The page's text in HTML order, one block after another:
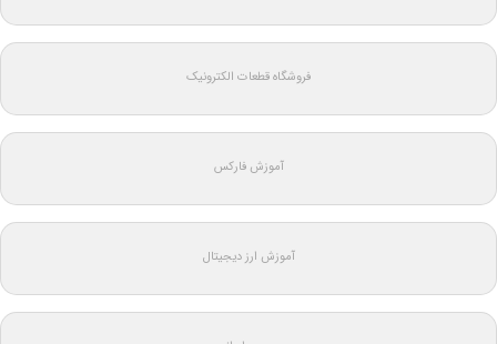
فروشگاه قطعات الکترونیک
آموزش فارکس
آموزش ارز دیجیتال